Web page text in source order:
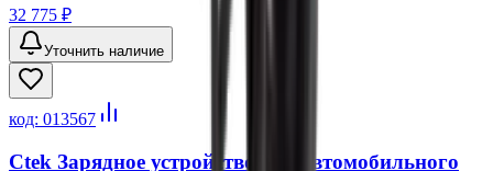
32 775 ₽
Уточнить наличие
код: 013567
Ctek Зарядное устройство для автомобильного